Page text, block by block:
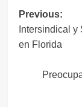
de
Previous:
Intersindical
en Florida